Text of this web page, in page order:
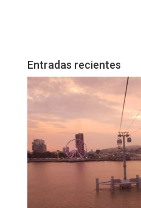
Entradas recientes